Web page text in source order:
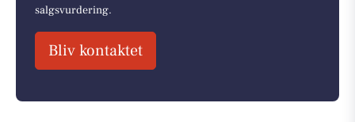
salgsvurdering.
Bliv kontaktet